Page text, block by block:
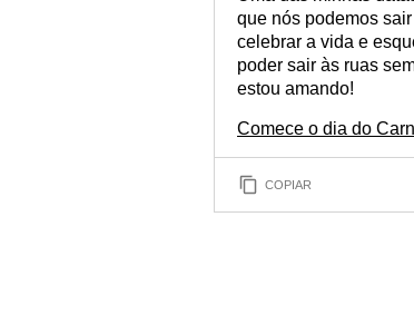
que nós podemos
celebrar a vida e
poder sair às ruas
estou amando!
Comece o dia do
COPIAR